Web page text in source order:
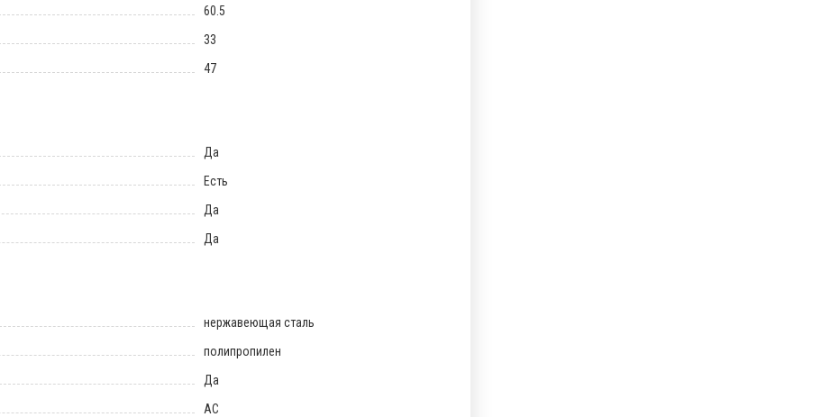
60.5
33
47
Да
Есть
Да
Да
нержавеющая сталь
полипропилен
Да
AC